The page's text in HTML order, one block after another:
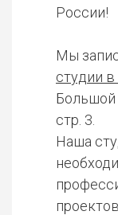
России!
Мы
студии
Большой
стр. 3.
Наша